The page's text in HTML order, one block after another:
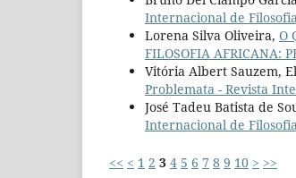
Internacional de
Lorena Silva Oliveira, O
FILOSOFIA AFRICANA:
Vitória Albert Sauzem,
Problemata - Revista
José Tadeu Batista de
Internacional de
<< < 1 2 3 4 5 6 7 8 9 10 > >>